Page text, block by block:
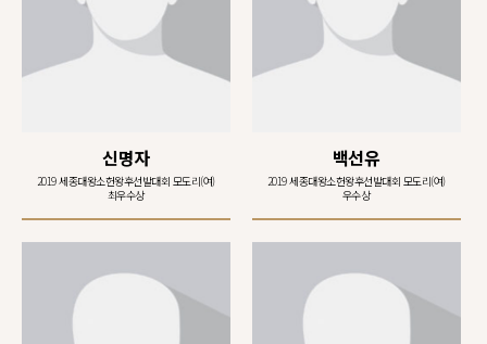
신명자
2019 세종대왕소헌왕후선발대회 모도리(여)
최우수상
백선유
2019 세종대왕소헌왕후선발대회 모도리(여)
우수상